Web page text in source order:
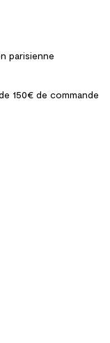
parisienne
150€ de commande